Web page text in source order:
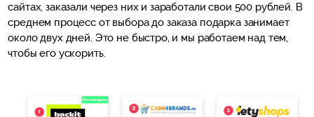
сайтах, заказали через них и заработали свои 500 рублей. В
среднем процесс от выбора до заказа подарка занимает
около двух дней. Это не быстро, и мы работаем над тем,
чтобы его ускорить.